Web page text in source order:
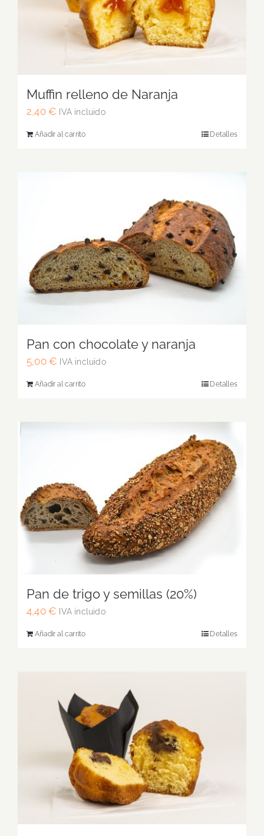
Muffin relleno de Naranja
2,40 € IVA incluido
Añadir al carrito Detalles
Pan con chocolate y naranja
5,00 € IVA incluido
Añadir al carrito Detalles
Pan de trigo y semillas (20%)
4,40 € IVA incluido
Añadir al carrito Detalles